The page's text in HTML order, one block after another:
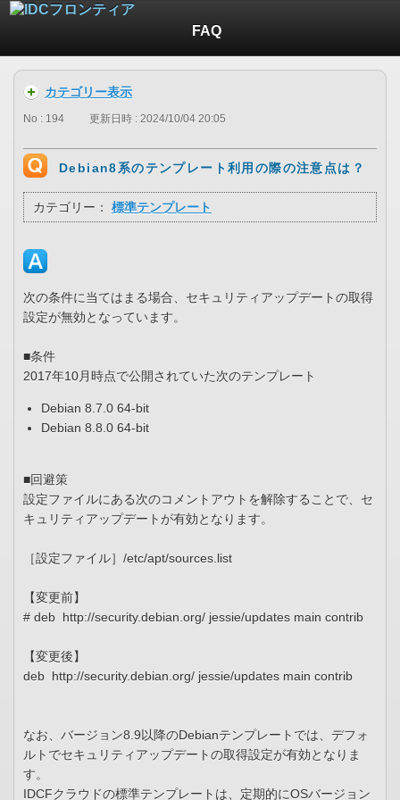
FAQ
カテゴリー表示
No : 194 更新日時 : 2024/10/04 20:05
Debian8系のテンプレート利用の際の注意点は？
カテゴリー： 標準テンプレート
次の条件に当てはまる場合、セキュリティアップデートの取得
設定が無効となっています。
■条件
2017年10月時点で公開されていた次のテンプレート
Debian 8.7.0 64-bit
Debian 8.8.0 64-bit
■回避策
設定ファイルにある次のコメントアウトを解除することで、セ
キュリティアップデートが有効となります。
［設定ファイル］/etc/apt/sources.list
【変更前】
# deb http://security.debian.org/ jessie/updates main contrib
【変更後】
deb http://security.debian.org/ jessie/updates main contrib
なお、バージョン8.9以降のDebianテンプレートでは、デフォ
ルトでセキュリティアップデートの取得設定が有効となりま
す。
IDCFクラウドの標準テンプレートは、定期的にOSバージョン